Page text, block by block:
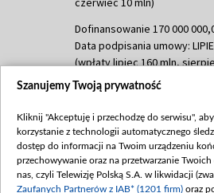
Dofinansowanie 170 000
Data podpisania umowy:
(wpłaty lipiec 160 mln,
Dofinansowanie 60 000 000,00
(wpłata wrzesień 60 mln)
Dofinansowanie 635 783
Data podpisania umowy:
(wpłata wrzesień 100 mln,
Szanujemy Twoją prywatność
Kliknij "Akceptuję i przechodzę do serwisu",
korzystanie z technologii automatycznego
dostęp do informacji na Twoim urządzeniu
przechowywanie oraz na przetwarzanie
nas, czyli Telewizję Polską S.A. w likwidacji
Zaufanych Partnerów z IAB* (1201 firm) oraz